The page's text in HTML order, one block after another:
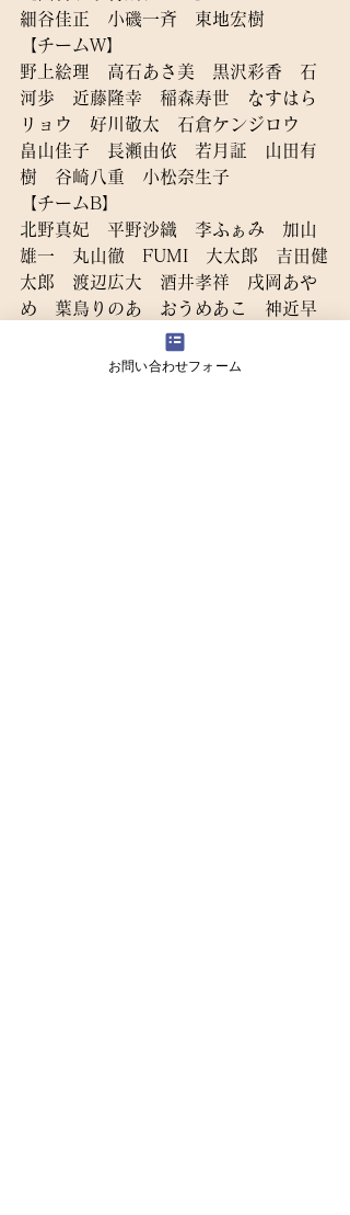
細谷佳正　小磯一斉　東地宏樹
【チームW】
野上絵理　高石あさ美　黒沢彩香　石
河歩　近藤隆幸　稲森寿世　なすはら
リョウ　好川敬太　石倉ケンジロウ
畠山佳子　長瀬由依　若月証　山田有
樹　谷崎八重　小松奈生子
【チームB】
北野真妃　平野沙織　李ふぁみ　加山
雄一　丸山徹　FUMI　大太郎　吉田健
太郎　渡辺広大　酒井孝祥　戌岡あや
め　葉鳥りのあ　おうめあこ　神近早
お問い合わせフォーム